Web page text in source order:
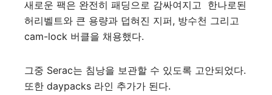
새로운 팩은 완전히 패딩으로 감싸여지고 한나로된
허리벨트와 큰 용량과 덥혀진 지퍼, 방수천 그리고
cam-lock 버클을 채용했다.
그중​ Serac는 침낭을 보관할 수 있도록 고안되었다.
또한 daypacks 라인 추가가 된다.